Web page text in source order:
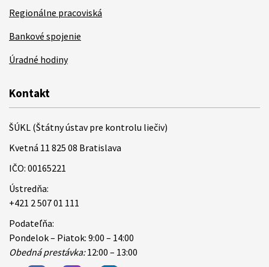
Regionálne pracoviská
Bankové spojenie
Úradné hodiny
Kontakt
ŠÚKL (Štátny ústav pre kontrolu liečiv)
Kvetná 11 825 08 Bratislava
IČO: 00165221
Ústredňa:
+421 2 507 01 111
Podateľňa:
Pondelok – Piatok: 9:00 – 14:00
Obedná prestávka:12:00 – 13:00